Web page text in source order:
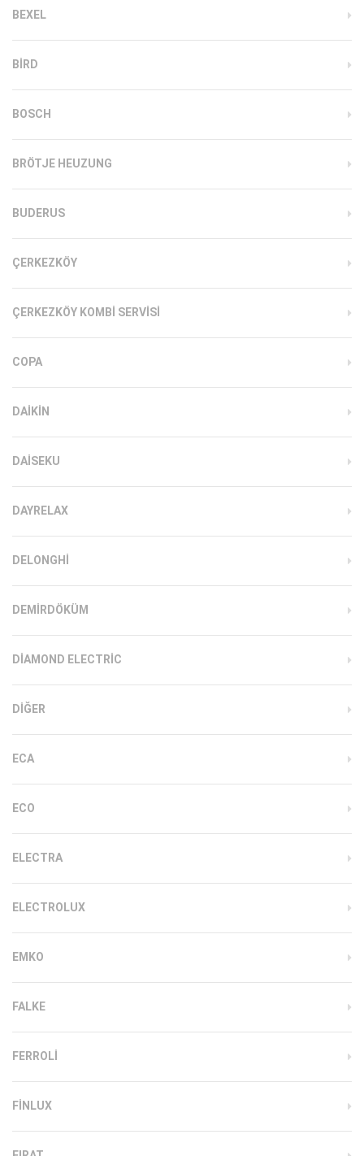
BEXEL
BIRD
BOSCH
BRÖTJE HEUZUNG
BUDERUS
ÇERKEZKÖY
ÇERKEZKÖY KOMBI SERVISI
COPA
DAIKIN
DAISEKU
DAYRELAX
DELONGHI
DEMIRDÖKÜM
DIAMOND ELECTRIC
DIĞER
ECA
ECO
ELECTRA
ELECTROLUX
EMKO
FALKE
FERROLI
FINLUX